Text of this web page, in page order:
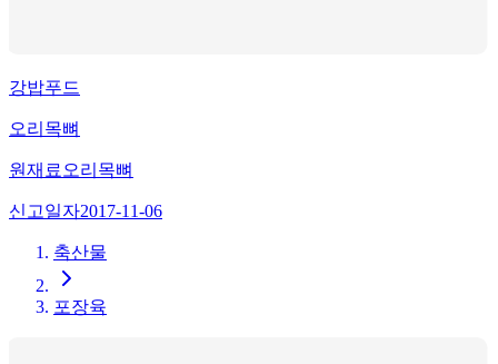
강밥푸드
오리목뼈
원재료 오리목뼈
신고일자2017-11-06
축산물
포장육